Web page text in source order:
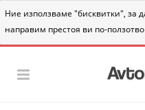
Ние използваме "бисквитки", за
направим престоя ви по-